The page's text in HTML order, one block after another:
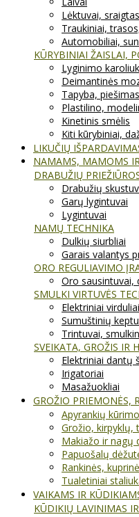
Lėktuvai,
Traukiniai,
Automobiliai,
KŪRYBINIAI ŽAISLAI,
Lyginimo
Deimantinės
Tapyba, piešimas
Plastilino,
Kinetinis smėlis
Kiti kūrybiniai,
LIKUČIŲ
NAMAMS, MAMOMS
DRABUŽIŲ
Drabužių
Garų lygintuvai
Lygintuvai
NAMŲ TECHNIKA
Dulkių siurbliai
Garais valantys
ORO REGULIAVIMO
Oro sausintuvai,
SMULKI VIRTUVĖS
Elektriniai virduliai
Sumuštinių
Trintuvai,
SVEIKATA, GROŽIS IR
Elektriniai dantų
Irigatoriai
Masažuokliai
GROŽIO PRIEMONĖS,
Apyrankių
Grožio, kirpyklų,
Makiažo ir nagų
Papuošalų
Rankinės,
Tualetiniai
VAIKAMS IR
KŪDIKIŲ LAVINIMAS